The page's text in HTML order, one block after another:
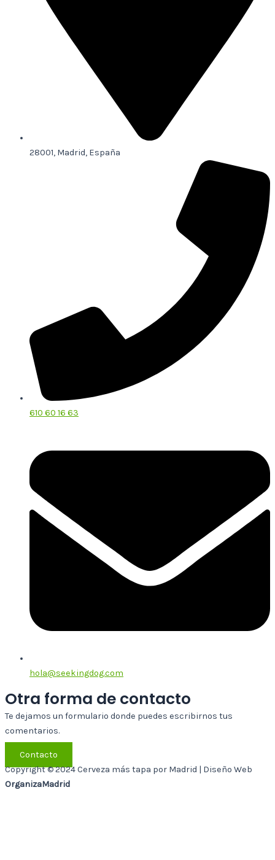
28001, Madrid, España
610 60 16 63
hola@seekingdog.com
Otra forma de contacto
Te dejamos un formulario donde puedes escribirnos tus
comentarios.
Contacto
Copyright © 2024 Cerveza más tapa por Madrid | Diseño Web
OrganizaMadrid